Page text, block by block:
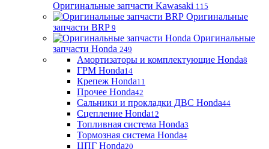
Оригинальные запчасти Kawasaki 115
Оригинальные
запчасти BRP 9
Оригинальные
запчасти Honda 249
Амортизаторы и комплектующие Honda8
ГРМ Honda14
Крепеж Honda11
Прочее Honda42
Сальники и прокладки ДВС Honda44
Сцепление Honda12
Топливная система Honda3
Тормозная система Honda4
ЦПГ Honda20